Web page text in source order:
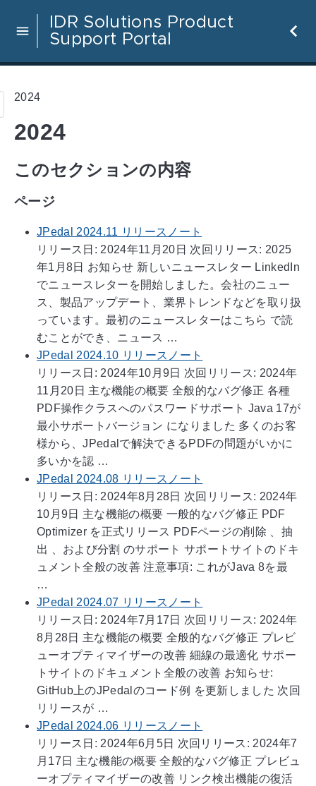
IDR Solutions Product
Support Portal
2024
2024
このセクションの内容
ページ
JPedal 2024.11 リリースノート
リリース日: 2024年11月20日 次回リリース: 2025
年1月8日 お知らせ 新しいニュースレター LinkedIn
でニュースレターを開始しました。会社のニュー
ス、製品アップデート、業界トレンドなどを取り扱
っています。最初のニュースレターはこちら で読
むことができ、ニュース …
JPedal 2024.10 リリースノート
リリース日: 2024年10月9日 次回リリース: 2024年
11月20日 主な機能の概要 全般的なバグ修正 各種
PDF操作クラスへのパスワードサポート Java 17が
最小サポートバージョン になりました 多くのお客
様から、JPedalで解決できるPDFの問題がいかに
多いかを認 …
JPedal 2024.08 リリースノート
リリース日: 2024年8月28日 次回リリース: 2024年
10月9日 主な機能の概要 一般的なバグ修正 PDF
Optimizer を正式リリース PDFページの削除 、抽
出 、および分割 のサポート サポートサイトのドキ
ュメント全般の改善 注意事項: これがJava 8を最
…
JPedal 2024.07 リリースノート
リリース日: 2024年7月17日 次回リリース: 2024年
8月28日 主な機能の概要 全般的なバグ修正 プレビ
ューオプティマイザーの改善 細線の最適化 サポー
トサイトのドキュメント全般の改善 お知らせ:
GitHub上のJPedalのコード例 を更新しました 次回
リリースが …
JPedal 2024.06 リリースノート
リリース日: 2024年6月5日 次回リリース: 2024年7
月17日 主な機能の概要 全般的なバグ修正 プレビュ
ーオプティマイザーの改善 リンク検出機能の復活